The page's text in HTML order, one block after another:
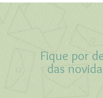
Fique por
das